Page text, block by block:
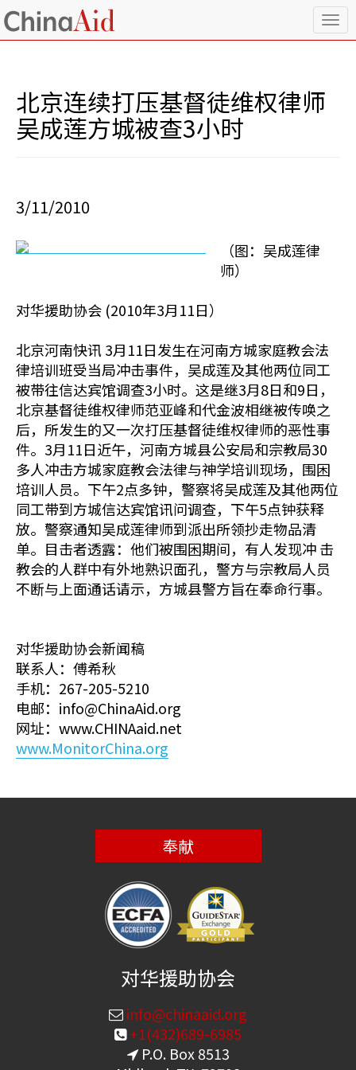
T
o
北京连续打压基督徒维权律师
吴成莲方城被查3小时
3/11/2010
（图：吴成莲律
师）
对华援助协会 (2010年3月11日）
北京河南快讯 3月11日发生在河南方城家庭教会法
律培训班受当局冲击事件，吴成莲及其他两位同工
被带往信达宾馆调查3小时。这是继3月8日和9日，
北京基督徒维权律师范亚峰和代金波相继被传唤之
后，所发生的又一次打压基督徒维权律师的恶性事
件。3月11日近午，河南方城县公安局和宗教局30
多人冲击方城家庭教会法律与神学培训现场，围困
培训人员。下午2点多钟，警察将吴成莲及其他两位
同工带到方城信达宾馆讯问调查，下午5点钟获释
放。警察通知吴成莲律师到派出所领抄走物品清
单。目击者透露：他们被围困期间，有人发现冲 击
教会的人群中有外地熟识面孔，警方与宗教局人员
不断与上面通话请示，方城县警方旨在奉命行事。
对华援助协会新闻稿
联系人：傅希秋
手机：267-205-5210
电邮：info@ChinaAid.org
网址：www.CHINAaid.net
www.MonitorChina.org
奉献
对华援助协会
info@chinaaid.org
+1(432)689-6985
P.O. Box 8513